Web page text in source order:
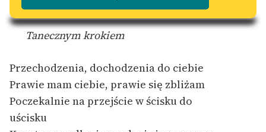
E-kolekcja lektur
szkolnych i literatury do
słuchania dla uczennic i
niepełnosprawnościami
Feministyczne inspiracje.
Popularyzacja
skandynawskiej literatury
Tanecznym krokiem
Przechodzenia, dochodzenia do ciebie
Prawie mam ciebie, prawie się zbliżam
Poczekalnie na przejście w ścisku do
uścisku